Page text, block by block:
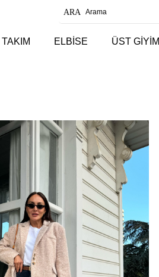
TAKIM ELBİSE ÜST GİYİM